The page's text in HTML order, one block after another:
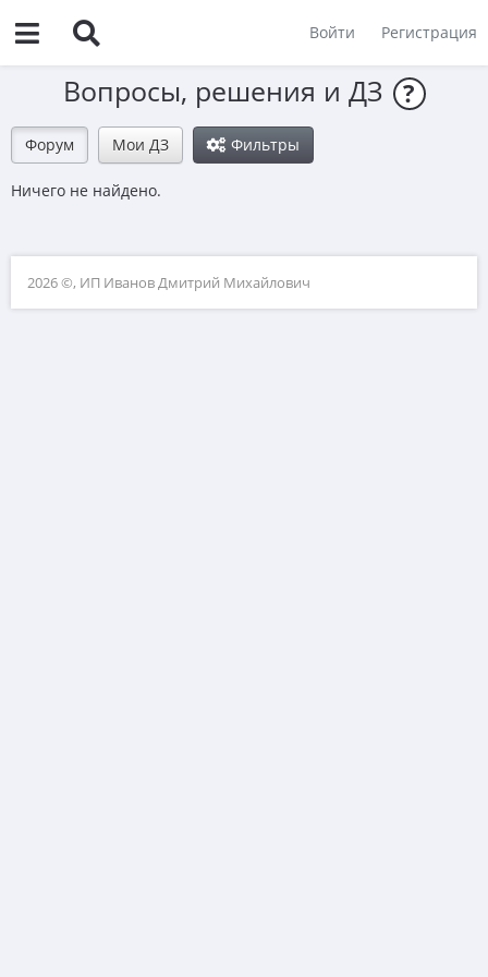
Войти Регистрация
Вопросы, решения и ДЗ ?
Форум Мои ДЗ Фильтры
Ничего не найдено.
2026 ©, ИП Иванов Дмитрий Михайлович